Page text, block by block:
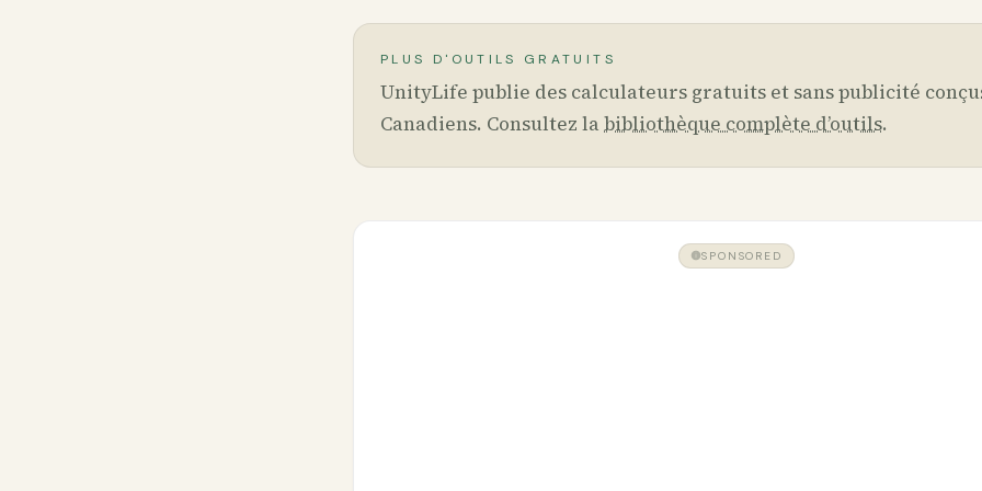
PLUS D'OUTILS GRATUITS
UnityLife publie des calculateurs gratuits et sans publicité
Canadiens. Consultez la bibliothèque complète d’outils.
SPONSORED